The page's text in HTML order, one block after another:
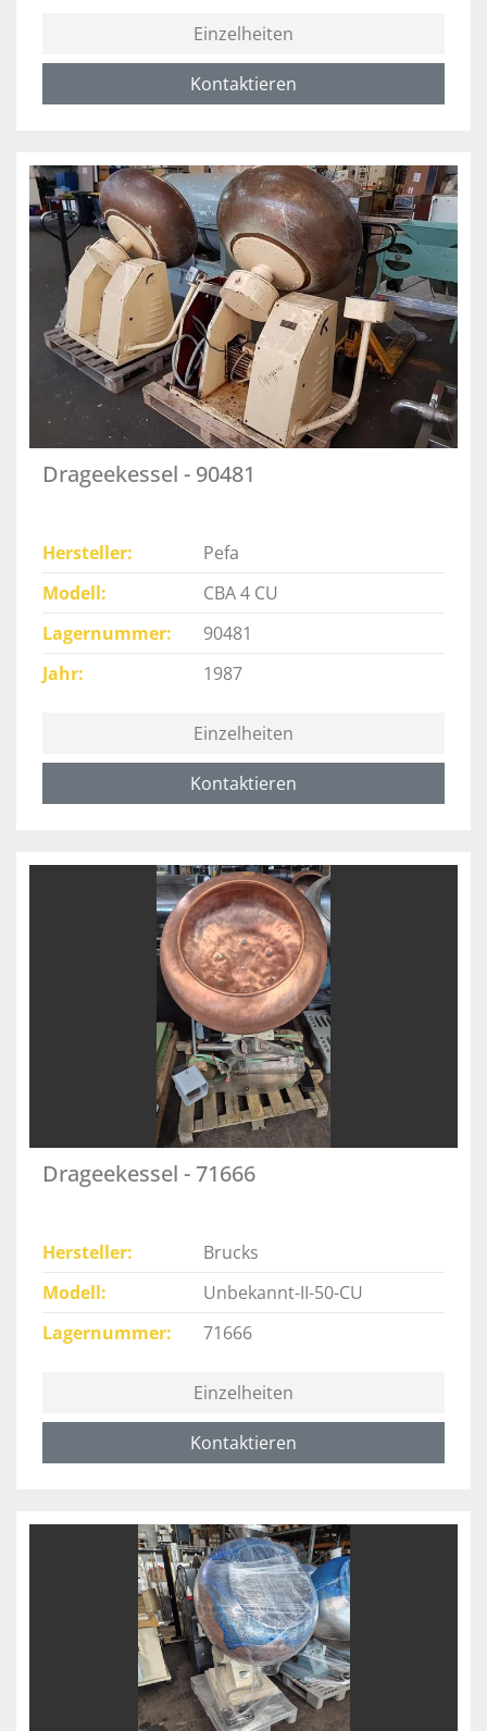
Einzelheiten
Kontaktieren
Drageekessel - 90481
Hersteller
Pefa
Modell
CBA 4 CU
Lagernummer
90481
Jahr
1987
Einzelheiten
Kontaktieren
Drageekessel - 71666
Hersteller
Brucks
Modell
Unbekannt-II-50-CU
Lagernummer
71666
Einzelheiten
Kontaktieren